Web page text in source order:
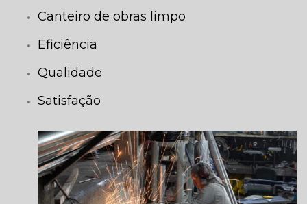
Canteiro de obras limpo
Eficiência
Qualidade
Satisfação